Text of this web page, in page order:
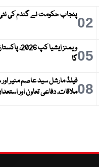
02پنجاب حکومت نے گندم کی
05
ویمنز
گا
08فیلڈ مارشل سید عاصم منیر
ملاقات، دفاعی تعاون اور